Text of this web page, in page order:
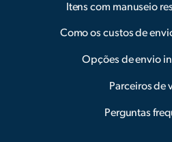
Itens com manuseio
Como os custos de
Opções de envio
Parceiros de
Perguntas